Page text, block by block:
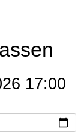
17:00